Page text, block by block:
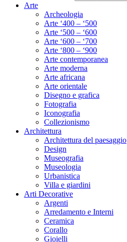
Arte
Archeologia
Arte ‘400 – ‘500
Arte ‘500 – ‘600
Arte ‘600 – ‘700
Arte ‘800 – ‘900
Arte contemporanea
Arte moderna
Arte africana
Arte orientale
Disegno e grafica
Fotografia
Iconografia
Collezionismo
Architettura
Architettura del paesaggio
Design
Museografia
Museologia
Urbanistica
Villa e giardini
Arti Decorative
Argenti
Arredamento e Interni
Ceramica
Corallo
Gioielli